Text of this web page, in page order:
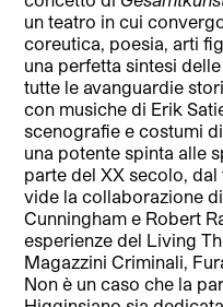
un teatro in cui
coreutica, poesia, arti
una perfetta sintesi
tutte le avanguardie
con musiche di Erik
scenografie e costumi
una potente spinta alle
parte del XX secolo, dal
vide la collaborazione
Cunningham e Robert
esperienze del Living
Magazzini Criminali,
Non è un caso che la